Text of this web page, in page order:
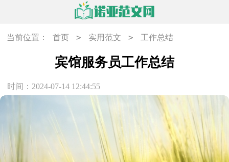
当前位置： 首页 > 实用范文 > 工作总结
宾馆服务员工作总结
时间：2024-07-14 12:44:55